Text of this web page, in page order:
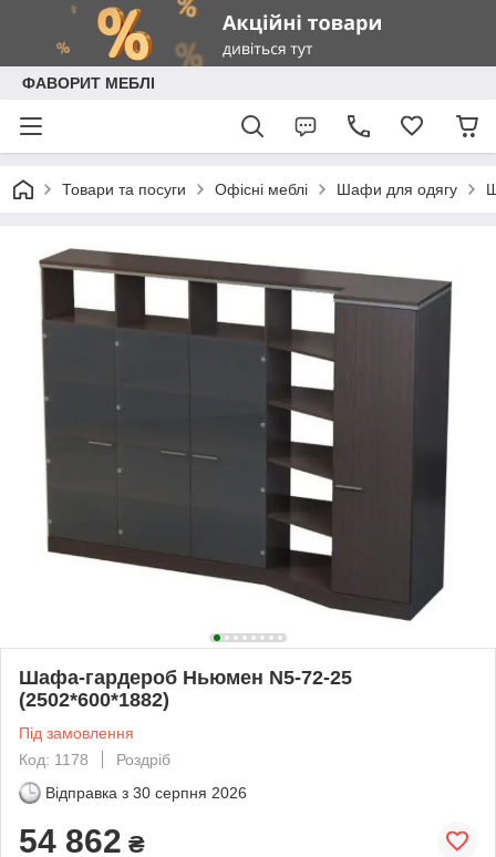
ФАВОРИТ МЕБЛІ
Товари та посуги Офісні меблі Шафи для одягу
Шафа-гардероб Ньюмен N5-72-25
(2502*600*1882)
Під замовлення
Код: 1178
Роздріб
Відправка з 30 серпня 2026
54 862 ₴